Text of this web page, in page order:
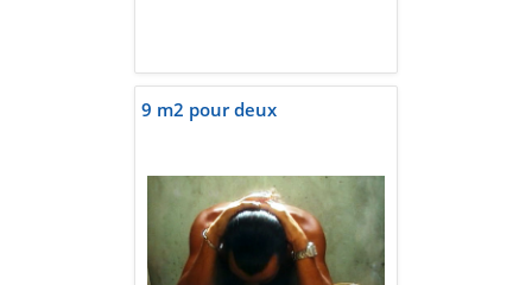
9 m2 pour deux